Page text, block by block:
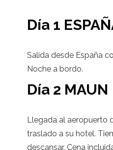
Día 1
Salida desde España
Noche a bordo.
Día 2 MAUN
Llegada al aeropuerto
traslado a su hotel.
descansar. Cena